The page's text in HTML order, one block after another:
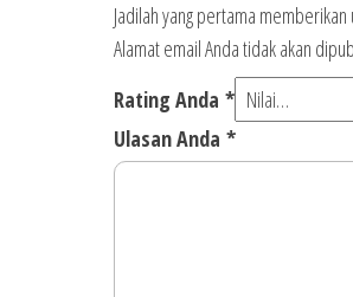
Jadilah yang pertama
Alamat email Anda tidak akan
Rating Anda *
Ulasan Anda *